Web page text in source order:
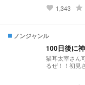
favorite 1,343 grade
ノンジャンル
100日後に
猫耳太宰さん
るぜ！！初見